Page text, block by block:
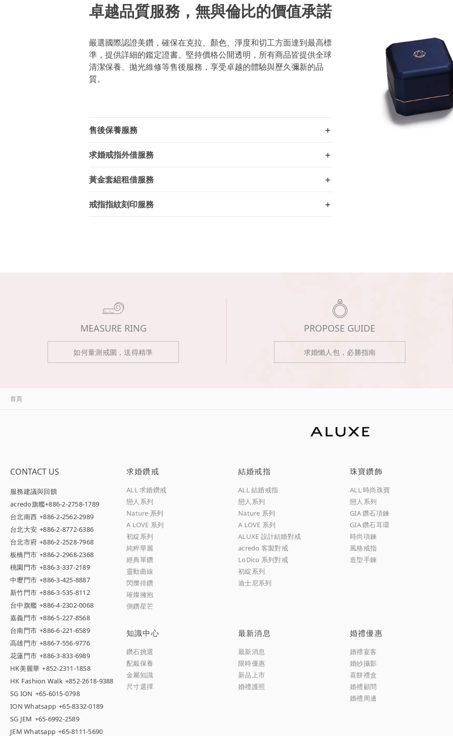
卓越品質服務，無與倫比的價值承諾
嚴選國際認證美鑽，確保在克拉、顏色、淨度和切工方面達到最高標
準，提供詳細的鑑定證書。堅持價格公開透明，所有商品皆提供全球
清潔保養、拋光維修等售後服務，享受卓越的體驗與歷久彌新的品
質。
售後保養服務 ＋
求婚戒指外借服務 ＋
黃金套組租借服務 ＋
戒指指紋刻印服務 ＋
MEASURE RING
如何量測戒圍，送得精準
PROPOSE GUIDE
求婚懶人包，必勝指南
首頁
CONTACT US
服務建議與回饋
acredo旗艦+886-2-2758-1789
台北南西 +886-2-2562-2989
台北大安 +886-2-8772-6386
台北市府 +886-2-2528-7968
板橋門市 +886-2-2968-2368
桃園門市 +886-3-337-2189
中壢門市 +886-3-425-8887
新竹門市 +886-3-535-8112
台中旗艦 +886-4-2302-0068
嘉義門市 +886-5-227-8568
台南門市 +886-6-221-6589
高雄門市 +886-7-556-9776
花蓮門市 +886-3-833-6989
HK美麗華 +852-2311-1858
HK Fashion Walk +852-2618-9388
SG ION +65-6015-0798
ION Whatsapp +65-8332-0189
SG JEM +65-6992-2589
JEM Whatsapp +65-8111-5690
求婚鑽戒
ALL 求婚鑽戒
戀人系列
Nature 系列
A LOVE 系列
初綻系列
純粹華麗
經典單鑽
靈動曲線
閃爍排鑽
璀燦擁抱
側鑽星芒
結婚戒指
ALL 結婚戒指
戀人系列
Nature 系列
A LOVE 系列
ALUXE 設計結婚對戒
acredo 客製對戒
LoDico 系列對戒
初綻系列
迪士尼系列
珠寶鑽飾
ALL 時尚珠寶
戀人系列
GIA 鑽石項鍊
GIA 鑽石耳環
時尚項鍊
風格戒指
造型手鍊
知識中心
鑽石挑選
配戴保養
金屬知識
尺寸選擇
最新消息
最新消息
限時優惠
新品上市
婚禮護照
婚禮優惠
婚禮宴客
婚紗攝影
喜餅禮盒
婚禮顧問
婚禮周邊